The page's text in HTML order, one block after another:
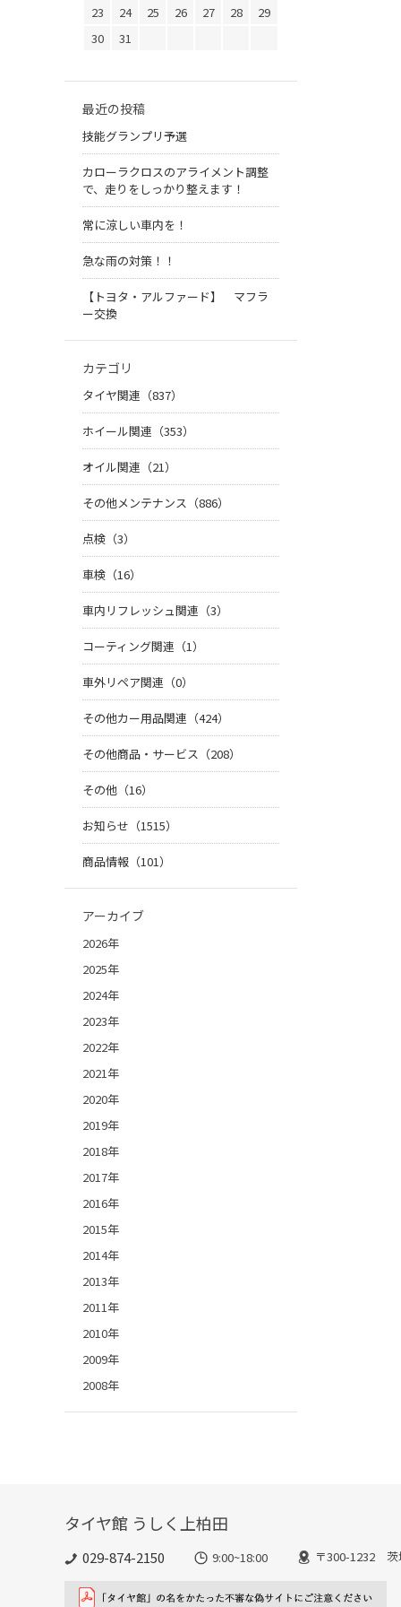
23 24 25 26 27 28
29
30
31
最近の投稿
技能グランプリ予選
カローラクロスのアライメント調整
で、走りをしっかり整えます！
常に涼しい車内を！
急な雨の対策！！
【トヨタ・アルファード】 マフラ
ー交換
カテゴリ
タイヤ関連（837）
ホイール関連（353）
オイル関連（21）
その他メンテナンス（886）
点検（3）
車検（16）
車内リフレッシュ関連（3）
コーティング関連（1）
車外リペア関連（0）
その他カー用品関連（424）
その他商品・サービス（208）
その他（16）
お知らせ（1515）
商品情報（101）
アーカイブ
2026年
2025年
2024年
2023年
2022年
2021年
2020年
2019年
2018年
2017年
2016年
2015年
2014年
2013年
2011年
2010年
2009年
2008年
タイヤ館 うしく上柏田
029-874-2150 9:00~18:00 〒300-1232 茨